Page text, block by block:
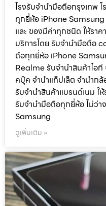
โรงรับจำนำมือถือกรุงเทพ
ทุกยี่ห้อ iPhone
และ ของมีค่าทุกชนิด ให้รา
บริการโดย รับจํานํามือถือ
ถือทุกยี่ห้อ iPhone
Realme รับจำนำสินค้าไอที
คบุ๊ค จำนำแท็ปเล็ต จำนำก
รับจำนำสินค้าแบรนด์เนม ใ
รับจำนำมือถือทุกยี่ห้อ ไม่ว่า
Samsung
ดูเพิ่มเติม »